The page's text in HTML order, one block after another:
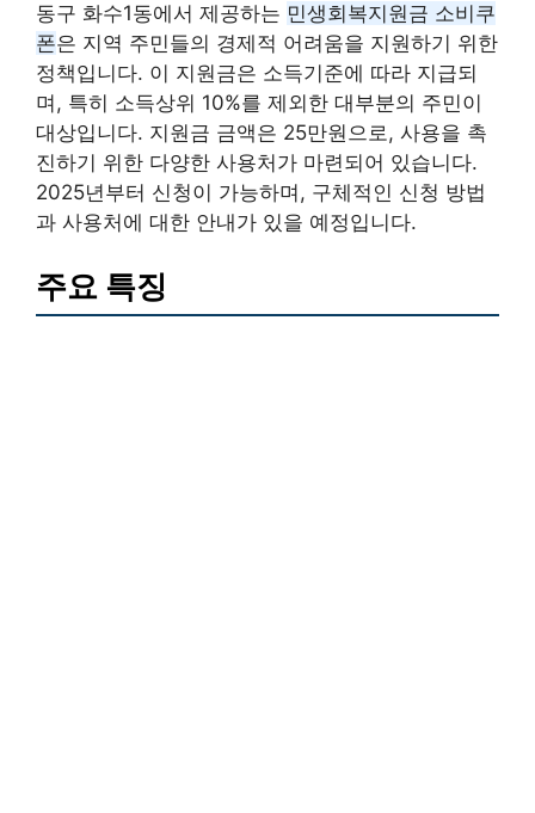
동구 화수1동에서 제공하는 민생회복지원금 소비쿠
폰은 지역 주민들의 경제적 어려움을 지원하기 위한
정책입니다. 이 지원금은 소득기준에 따라 지급되
며, 특히 소득상위 10%를 제외한 대부분의 주민이
대상입니다. 지원금 금액은 25만원으로, 사용을 촉
진하기 위한 다양한 사용처가 마련되어 있습니다.
2025년부터 신청이 가능하며, 구체적인 신청 방법
과 사용처에 대한 안내가 있을 예정입니다.
주요 특징